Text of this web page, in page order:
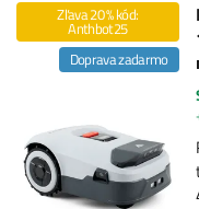
Zľava 20 % kód:
Anthbot25
Doprava zadarmo